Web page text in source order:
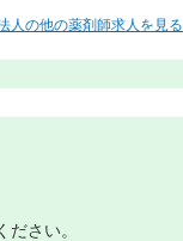
人の他の薬剤師求人を見る
さい。